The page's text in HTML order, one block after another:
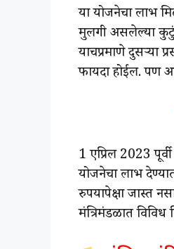
या योजनेचा लाभ
मुलगी असलेल्या
याचप्रमाणे दुसऱ्या
फायदा होईल. पण
1 एप्रिल 2023
योजनेचा लाभ
रुपयापेक्षा जास्त
मंत्रिमंडळात विविध